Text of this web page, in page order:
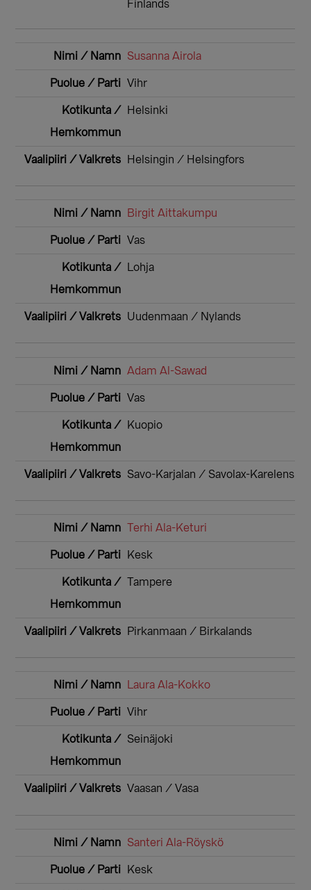
Finlands
Susanna Airola
Vihr
Helsinki
Helsingin / Helsingfors
Birgit Aittakumpu
Vas
Lohja
Uudenmaan / Nylands
Adam Al-Sawad
Vas
Kuopio
Savo-Karjalan / Savolax-Karelens
Terhi Ala-Keturi
Kesk
Tampere
Pirkanmaan / Birkalands
Laura Ala-Kokko
Vihr
Seinäjoki
Vaasan / Vasa
Santeri Ala-Röyskö
Kesk